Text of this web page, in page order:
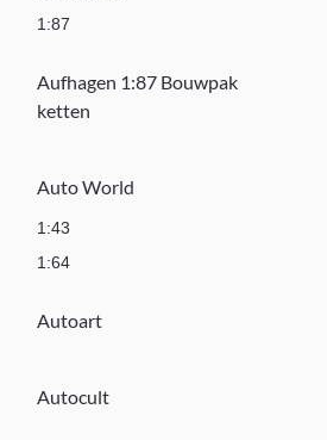
1:87
Aufhagen 1:87 Bouwpak
ketten
Auto World
1:43
1:64
Autoart
Autocult